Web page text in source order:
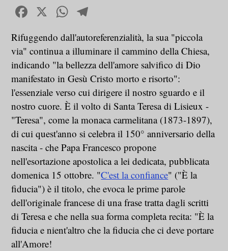
Facebook
X WhatsApp
Rifuggendo dall'autoreferenzialità, la sua "piccola
via" continua a illuminare il cammino della Chiesa,
indicando "la bellezza dell'amore salvifico di Dio
manifestato in Gesù Cristo morto e risorto":
l'essenziale verso cui dirigere il nostro sguardo e il
nostro cuore. È il volto di Santa Teresa di Lisieux -
"Teresa", come la monaca carmelitana (1873-1897),
di cui quest'anno si celebra il 150° anniversario della
nascita - che Papa Francesco propone
nell'esortazione apostolica a lei dedicata, pubblicata
domenica 15 ottobre. "C'est la confiance" ("È la
fiducia") è il titolo, che evoca le prime parole
dell'originale francese di una frase tratta dagli scritti
di Teresa e che nella sua forma completa recita: "È la
fiducia e nient'altro che la fiducia che ci deve portare
all'Amore!